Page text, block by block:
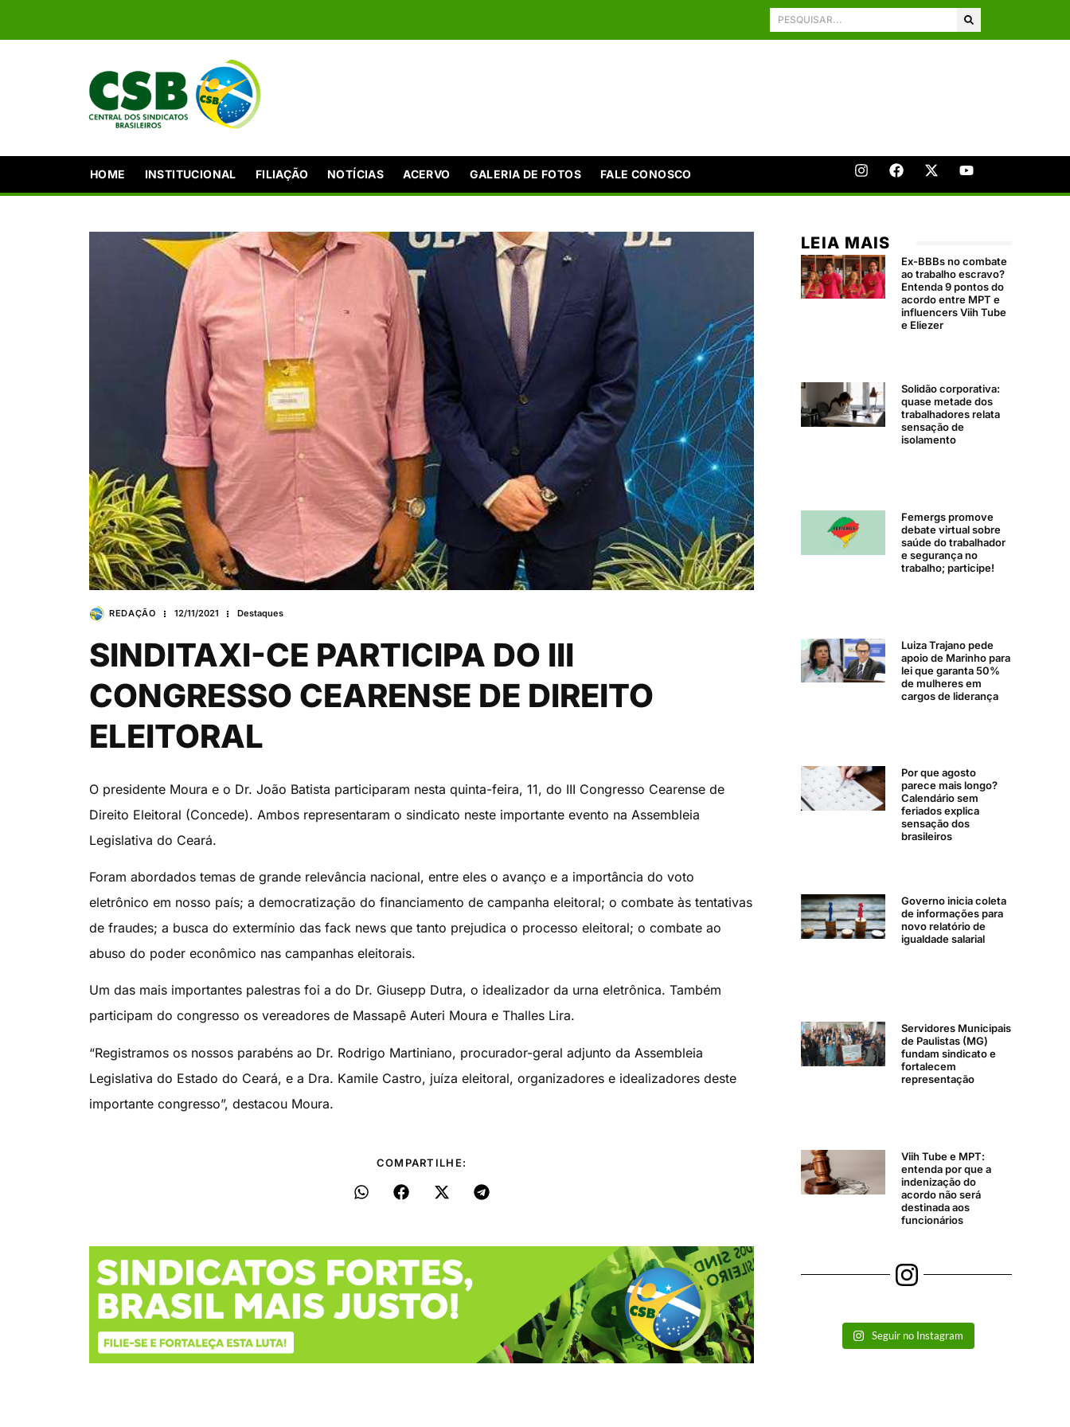
HOME INSTITUCIONAL FILIAÇÃO NOTÍCIAS ACERVO GALERIA DE FOTOS FALE CONOSCO
REDAÇÃO 12/11/2021 Destaques
SINDITAXI-CE PARTICIPA DO III
CONGRESSO CEARENSE DE DIREITO
ELEITORAL
O presidente Moura e o Dr. João Batista participaram nesta quinta-feira, 11, do III Congresso Cearense de
Direito Eleitoral (Concede). Ambos representaram o sindicato neste importante evento na Assembleia
Legislativa do Ceará.
Foram abordados temas de grande relevância nacional, entre eles o avanço e a importância do voto
eletrônico em nosso país; a democratização do financiamento de campanha eleitoral; o combate às tentativas
de fraudes; a busca do extermínio das fack news que tanto prejudica o processo eleitoral; o combate ao
abuso do poder econômico nas campanhas eleitorais.
Um das mais importantes palestras foi a do Dr. Giusepp Dutra, o idealizador da urna eletrônica. Também
participam do congresso os vereadores de Massapê Auteri Moura e Thalles Lira.
“Registramos os nossos parabéns ao Dr. Rodrigo Martiniano, procurador-geral adjunto da Assembleia
Legislativa do Estado do Ceará, e a Dra. Kamile Castro, juíza eleitoral, organizadores e idealizadores deste
importante congresso”, destacou Moura.
COMPARTILHE:
LEIA MAIS
Ex-BBBs no combate
ao trabalho escravo?
Entenda 9 pontos do
acordo entre MPT e
influencers Viih Tube
e Eliezer
Solidão corporativa:
quase metade dos
trabalhadores relata
sensação de
isolamento
Femergs promove
debate virtual sobre
saúde do trabalhador
e segurança no
trabalho; participe!
Luiza Trajano pede
apoio de Marinho para
lei que garanta 50%
de mulheres em
cargos de liderança
Por que agosto
parece mais longo?
Calendário sem
feriados explica
sensação dos
brasileiros
Governo inicia coleta
de informações para
novo relatório de
igualdade salarial
Servidores Municipais
de Paulistas (MG)
fundam sindicato e
fortalecem
representação
Viih Tube e MPT:
entenda por que a
indenização do
acordo não será
destinada aos
funcionários
Seguir no Instagram